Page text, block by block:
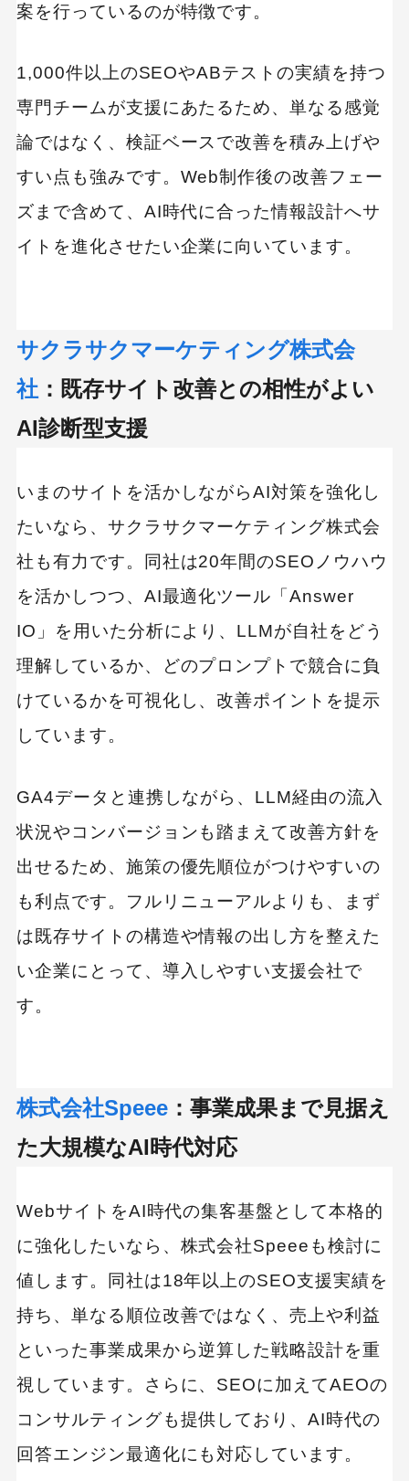
案を行っているのが特徴です。
1,000件以上のSEOやABテストの実績を持つ
専門チームが支援にあたるため、単なる感覚
論ではなく、検証ベースで改善を積み上げや
すい点も強みです。Web制作後の改善フェー
ズまで含めて、AI時代に合った情報設計へサ
イトを進化させたい企業に向いています。
サクラサクマーケティング株式会
社：既存サイト改善との相性がよい
AI診断型支援
いまのサイトを活かしながらAI対策を強化し
たいなら、サクラサクマーケティング株式会
社も有力です。同社は20年間のSEOノウハウ
を活かしつつ、AI最適化ツール「Answer
IO」を用いた分析により、LLMが自社をどう
理解しているか、どのプロンプトで競合に負
けているかを可視化し、改善ポイントを提示
しています。
GA4データと連携しながら、LLM経由の流入
状況やコンバージョンも踏まえて改善方針を
出せるため、施策の優先順位がつけやすいの
も利点です。フルリニューアルよりも、まず
は既存サイトの構造や情報の出し方を整えた
い企業にとって、導入しやすい支援会社で
す。
株式会社Speee：事業成果まで見据え
た大規模なAI時代対応
WebサイトをAI時代の集客基盤として本格的
に強化したいなら、株式会社Speeeも検討に
値します。同社は18年以上のSEO支援実績を
持ち、単なる順位改善ではなく、売上や利益
といった事業成果から逆算した戦略設計を重
視しています。さらに、SEOに加えてAEOの
コンサルティングも提供しており、AI時代の
回答エンジン最適化にも対応しています。